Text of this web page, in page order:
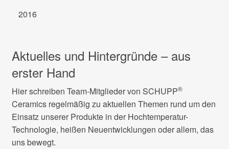
2016
Aktuelles und Hintergründe – aus
erster Hand
Hier schreiben Team-Mitglieder von SCHUPP®
Ceramics regelmäßig zu aktuellen Themen rund um den
Einsatz unserer Produkte in der Hochtemperatur-
Technologie, heißen Neuentwicklungen oder allem, das
uns bewegt.